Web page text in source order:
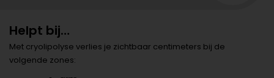
Helpt bij…
Met cryolipolyse verlies je zichtbaar centimeters bij de
volgende zones: